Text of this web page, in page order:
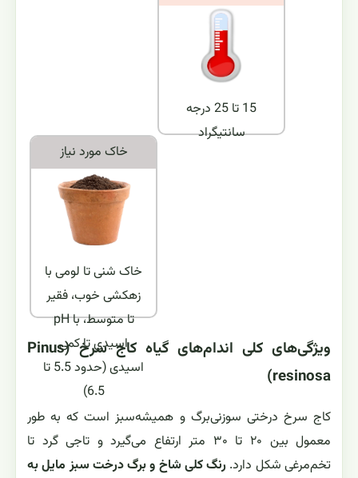
15 تا 25 درجه
سانتیگراد
خاک مورد نياز
خاک شنی تا لومی با
زهکشی خوب، فقیر
تا متوسط، با pH
اسیدی تا کمی
اسیدی (حدود 5.5 تا
6.5)
ویژگی‌های کلی اندام‌های گیاه کاج سرخ (Pinus
resinosa)
کاج سرخ درختی سوزنی‌برگ و همیشه‌سبز است که به طور
معمول بین ۲۰ تا ۳۰ متر ارتفاع می‌گیرد و تاجی گرد تا
تخم‌مرغی شکل دارد. رنگ کلی شاخ و برگ درخت سبز مایل به